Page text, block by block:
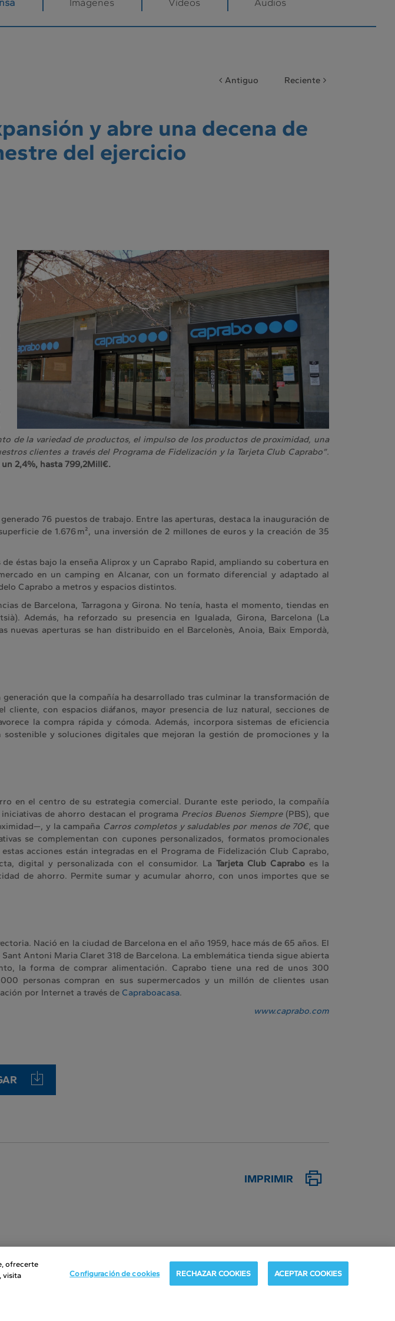
Imágenes Vídeos Audios
Antiguo Reciente
y abre una decena de
del ejercicio
de la variedad de productos, el impulso de los productos de proximidad, una
clientes a través del Programa de Fidelización y la Tarjeta Club Caprabo”.
2,4%, hasta 799,2Mill€.
76 puestos de trabajo. Entre las aperturas, destaca la inauguración de
de 1.676 m², una inversión de 2 millones de euros y la creación de 35
éstas bajo la enseña Aliprox y un Caprabo Rapid, ampliando su cobertura en
en un camping en Alcanar, con un formato diferencial y adaptado al
Caprabo a metros y espacios distintos.
de Barcelona, Tarragona y Girona. No tenía, hasta el momento, tiendas en
Además, ha reforzado su presencia en Igualada, Girona, Barcelona (La
nuevas aperturas se han distribuido en el Barcelonès, Anoia, Baix Empordà,
que la compañía ha desarrollado tras culminar la transformación de
con espacios diáfanos, mayor presencia de luz natural, secciones de
la compra rápida y cómoda. Además, incorpora sistemas de eficiencia
y soluciones digitales que mejoran la gestión de promociones y la
en el centro de su estrategia comercial. Durante este periodo, la compañía
de ahorro destacan el programa Precios Buenos Siempre(PBS), que
y la campaña Carros completos y saludables por menos de 70€, que
se complementan con cupones personalizados, formatos promocionales
acciones están integradas en el Programa de Fidelización Club Caprabo,
digital y personalizada con el consumidor. La Tarjeta Club Caprabo es la
de ahorro. Permite sumar y acumular ahorro, con unos importes que se
Nació en la ciudad de Barcelona en el año 1959, hace más de 65 años. El
Antoni Maria Claret 318 de Barcelona. La emblemática tienda sigue abierta
la forma de comprar alimentación. Caprabo tiene una red de unos 300
personas compran en sus supermercados y un millón de clientes usan
por Internet a través de Capraboacasa.
www.caprabo.com
IMPRIMIR
ofrecerte
visita
Configuración de cookies RECHAZAR COOKIES ACEPTAR COOKIES